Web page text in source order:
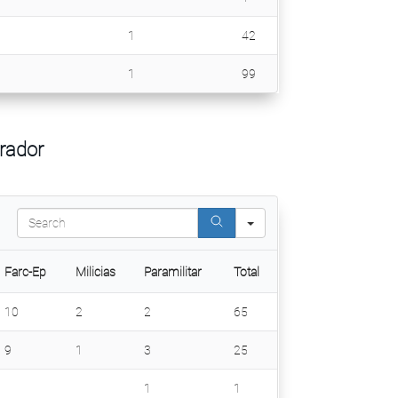
1 42
1 99
e
r
h
Farc-Ep Milicias Paramilitar Total
10 2 2 65
9 1 3 25
1 1